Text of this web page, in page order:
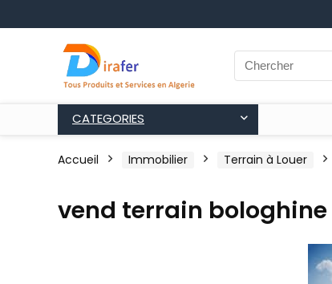
CATEGORIES
Accueil Immobilier Terrain à Louer
vend terrain bologhine